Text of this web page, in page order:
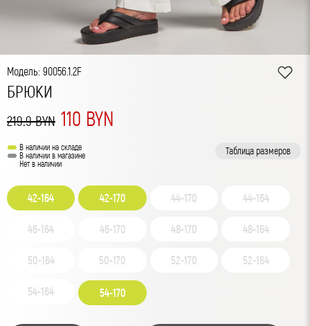
Модель: 90056.1.2F
БРЮКИ
219.9 BYN 110 BYN
В наличии на складе
В наличии в магазине
Нет в наличии
Таблица размеров
42-164 42-170 44-170 44-164
46-164 46-170 48-170 48-164
50-164 50-170 52-170 52-164
54-164 54-170